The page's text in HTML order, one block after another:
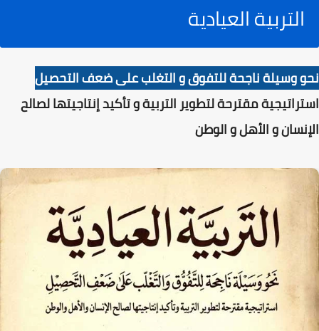
التربية العيادية
نحو وسيلة ناجحة للتفوق و التغلب على ضعف التحصيل
استراتيجية مقترحة لتطوير التربية و تأكيد إنتاجيتها لصالح
الإنسان و الأهل و الوطن